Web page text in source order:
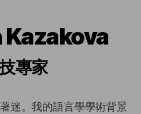
Kazakova
專家
迷。我的語言學學術背景